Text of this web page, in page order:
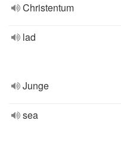
Christentum
lad
Junge
sea